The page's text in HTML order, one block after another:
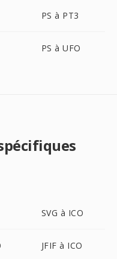
PS à PT3
PS à UFO
SVG à ICO
JFIF à ICO